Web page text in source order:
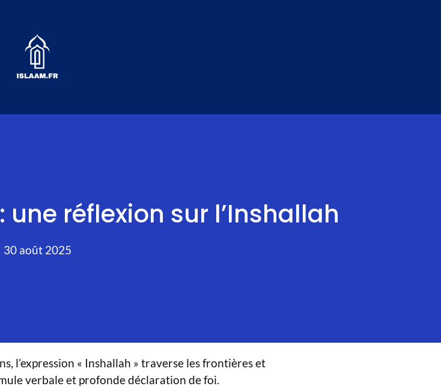
réflexion sur l’Inshallah
30 août 2025
l’expression « Inshallah » traverse les frontières et
verbale et profonde déclaration de foi.